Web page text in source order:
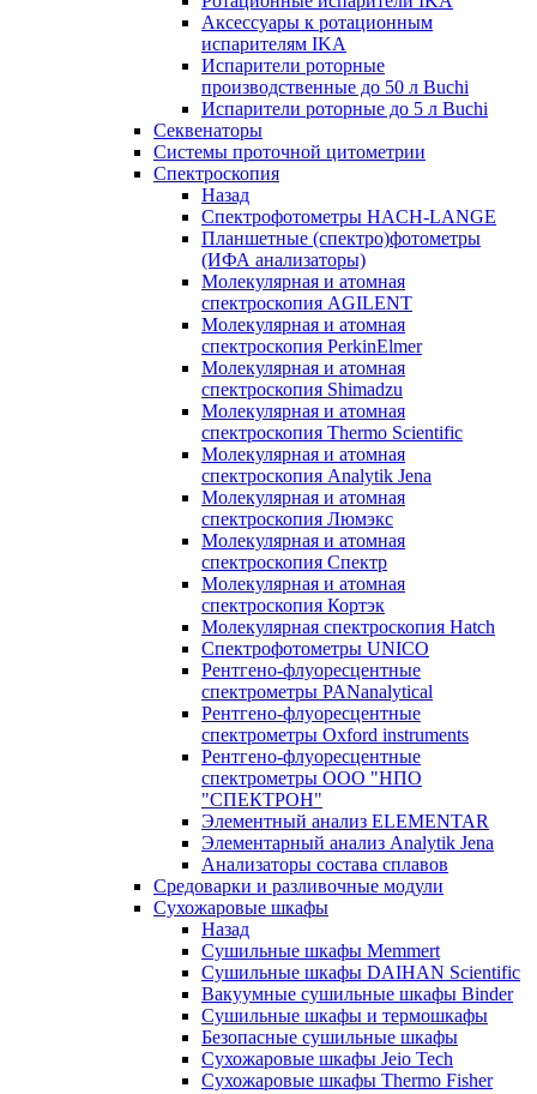
Аксессуары к ротационным
испарителям IKA
Испарители роторные
производственные до 50 л Buchi
Испарители роторные до 5 л Buchi
Секвенаторы
Системы проточной цитометрии
Спектроскопия
Назад
Спектрофотометры HACH-LANGE
Планшетные (спектро)фотометры
(ИФА анализаторы)
Молекулярная и атомная
спектроскопия AGILENT
Молекулярная и атомная
спектроскопия PerkinElmer
Молекулярная и атомная
спектроскопия Shimadzu
Молекулярная и атомная
спектроскопия Thermo Scientific
Молекулярная и атомная
спектроскопия Analytik Jena
Молекулярная и атомная
спектроскопия Люмэкс
Молекулярная и атомная
спектроскопия Спектр
Молекулярная и атомная
спектроскопия Кортэк
Молекулярная спектроскопия Hatch
Спектрофотометры UNICO
Рентгено-флуоресцентные
спектрометры PANanalytical
Рентгено-флуоресцентные
спектрометры Oxford instruments
Рентгено-флуоресцентные
спектрометры ООО "НПО
"СПЕКТРОН"
Элементный анализ ELEMENTAR
Элементарный анализ Analytik Jena
Анализаторы состава сплавов
Средоварки и разливочные модули
Сухожаровые шкафы
Назад
Сушильные шкафы Memmert
Сушильные шкафы DAIHAN Scientific
Вакуумные сушильные шкафы Binder
Сушильные шкафы и термошкафы
Безопасные сушильные шкафы
Сухожаровые шкафы Jeio Tech
Сухожаровые шкафы Thermo Fisher